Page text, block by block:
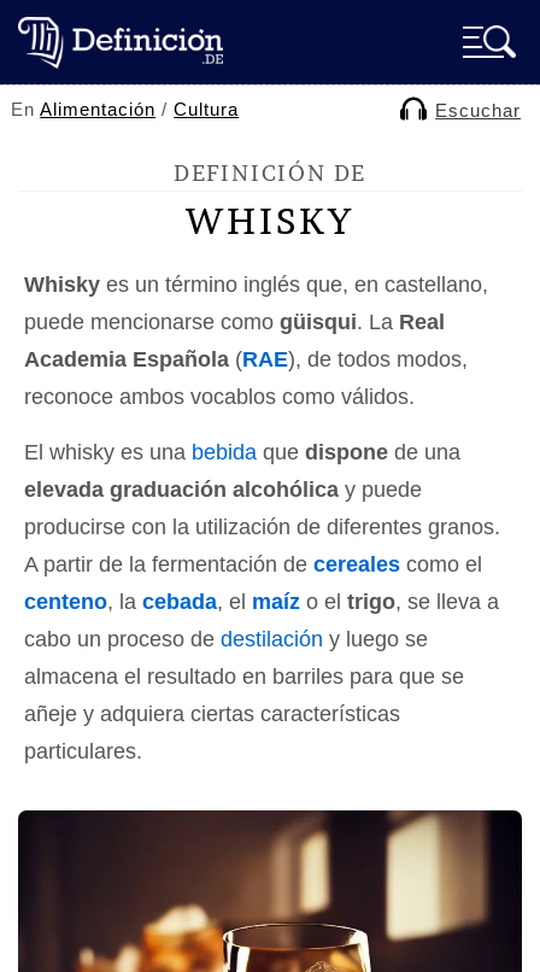
EnAlimentación /Cultura Escuchar
DEFINICIÓN DE
WHISKY
Whisky es un término inglés que, en castellano,
puede mencionarse como güisqui. La Real
Academia Española (RAE), de todos modos,
reconoce ambos vocablos como válidos.
El whisky es una bebida que dispone de una
elevada graduación alcohólica y puede
producirse con la utilización de diferentes granos.
A partir de la fermentación de cereales como el
centeno, la cebada, el maíz o el trigo, se lleva a
cabo un proceso de destilación y luego se
almacena el resultado en barriles para que se
añeje y adquiera ciertas características
particulares.